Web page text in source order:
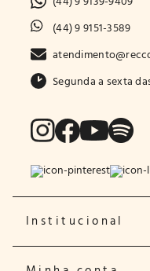
(44) 9 9151-3589
Segunda a sexta
Institucional